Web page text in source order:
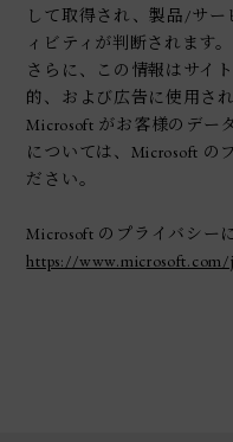
して取得され、製品/サー
ィビティが判断されます。
さらに、この情報はサイ
的、および広告に使用され
Microsoft がお客様のデー
については、Microsoft の
ださい。
Microsoft のプライバシー
https://www.microsoft.com/